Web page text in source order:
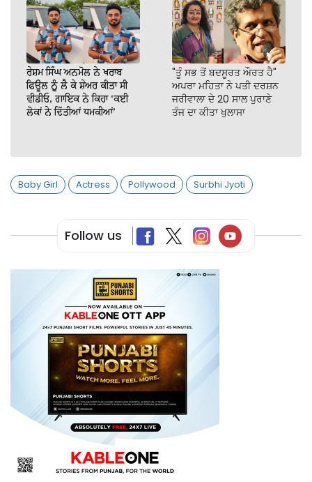
ਰੇਸ਼ਮ ਸਿੰਘ ਅਨਮੋਲ ਨੇ ਖਰਾਬ
ਫਿਊਲ ਨੂੰ ਲੈ ਕੇ ਸ਼ੇਅਰ ਕੀਤਾ ਸੀ
ਵੀਡੀਓ, ਗਾਇਕ ਨੇ ਕਿਹਾ ‘ਕਈ
ਲੋਕਾਂ ਨੇ ਦਿੱਤੀਆਂ ਧਮਕੀਆਂ’
"ਤੂੰ ਸਭ ਤੋਂ ਬਦਸੂਰਤ ਔਰਤ ਹੈ"
ਅਪਰਾ ਮਹਿਤਾ ਨੇ ਪਤੀ ਦਰਸ਼ਨ
ਜਰੀਵਾਲਾ ਦੇ 20 ਸਾਲ ਪੁਰਾਣੇ
ਤੰਜ ਦਾ ਕੀਤਾ ਖੁਲਾਸਾ
Baby Girl Actress Pollywood Surbhi Jyoti
Follow us